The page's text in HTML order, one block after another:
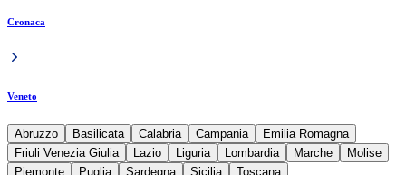
Cronaca
Veneto
Abruzzo Basilicata Calabria Campania
Emilia Romagna
Friuli Venezia Giulia
Lazio Liguria Lombardia Marche
Molise
Piemonte
Puglia Sardegna Sicilia
Toscana